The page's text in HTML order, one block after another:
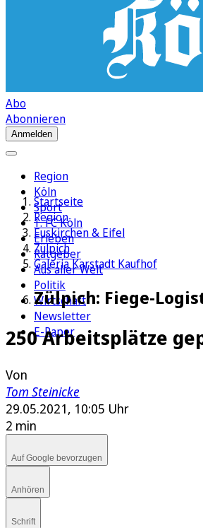
Abo
Abonnieren
Anmelden
Region
Köln
Sport
1. FC Köln
Erleben
Ratgeber
Aus aller Welt
Politik
Wirtschaft
Newsletter
E-Paper
Startseite
Region
Euskirchen & Eifel
Zülpich
Galeria Karstadt Kaufhof
Zülpich: Fiege-
250 Arbeitsplätze
Von
Tom Steinicke
29.05.2021, 10:05 Uhr
2 min
Auf Google bevorzugen
Anhören
Schrift